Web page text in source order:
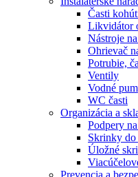
Časti
Likvidátor
Nástroje
Ohrievač
Potrubie,
Ventily
Vodné
WC časti
Organizácia a
Podpery
Skrinky do
Úložné
Prevencia a